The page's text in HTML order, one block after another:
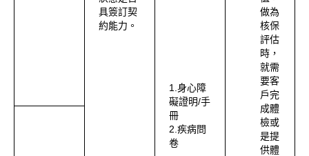
具簽訂契
約能力。
1.身心障
礙證明/手
冊
2.疾病問
卷
做為
核保
評估
時，
就需
要客
戶完
成體
檢或
是提
供體